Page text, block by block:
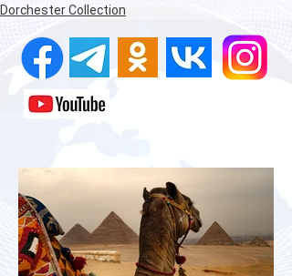
Dorchester Collection